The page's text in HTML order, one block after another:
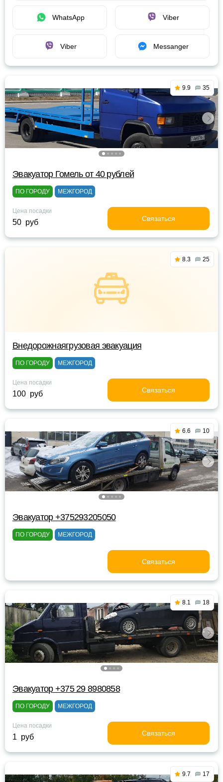
WhatsApp Viber
Viber Messanger
9.9 35
Эвакуатор Гомель от 40 рублей
ПО ГОРОДУ МЕЖГОРОД
Цена посадки
50 руб Связаться
8.3 25
Внедорожнаягрузовая эвакуация
ПО ГОРОДУ МЕЖГОРОД
Цена посадки
100 руб Связаться
6.6 10
Эвакуатор +375293205050
ПО ГОРОДУ МЕЖГОРОД
Связаться
8.1 18
Эвакуатор +375 29 8980858
ПО ГОРОДУ МЕЖГОРОД
Цена посадки
1 руб Связаться
9.7 17